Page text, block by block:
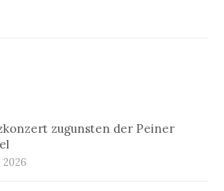
zugunsten der Peiner
2026